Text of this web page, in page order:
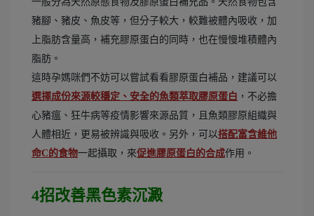
豬腳、豬皮、魚皮等，但分子較大，較難被體內吸收，加
上脂肪含量高，補充膠原蛋白的同時，也在慢慢堆積體內
脂肪。
這時孕媽咪們不妨可以嘗試看看膠原蛋白補品，建議可以
選擇成份來源較穩定、安全的魚類萃取膠原蛋白 ，不必擔
心豬瘟、狂牛病等疫情影響來源品質，且魚類膠原組織與
人體相近，更易被辨識與吸收。另外，可以搭配富含維他
命C的食物一起攝取，來促進膠原蛋白的合成作用。
4招改善黑色素沉澱